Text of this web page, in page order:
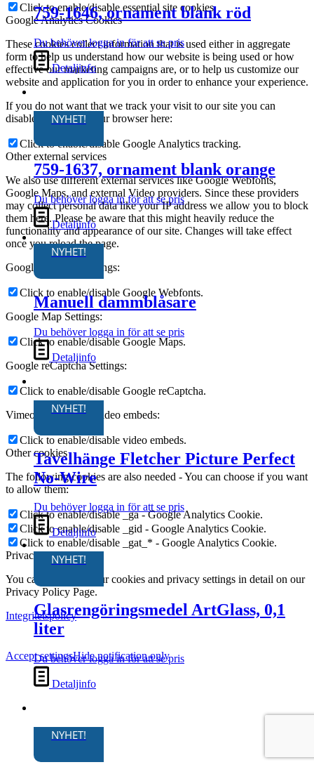
759-1646, ornament blank röd
Du behöver logga in för att se pris
Detaljinfo
NYHET!
759-1637, ornament blank orange
Du behöver logga in för att se pris
Detaljinfo
NYHET!
Manuell dammblåsare
Du behöver logga in för att se pris
Detaljinfo
NYHET!
Tavelhänge Fletcher Picture Perfect
No-Wire
Du behöver logga in för att se pris
Detaljinfo
NYHET!
Glasrengöringsmedel ArtGlass, 0,1
liter
Du behöver logga in för att se pris
Detaljinfo
NYHET!
Click to enable/disable essential site cookies.
Google Analytics Cookies
These cookies collect information that is used either in aggregate
form to help us understand how our website is being used or how
effective our marketing campaigns are, or to help us customize our
website and application for you in order to enhance your experience.
If you do not want that we track your visit to our site you can
disable tracking in your browser here:
Click to enable/disable Google Analytics tracking.
Other external services
We also use different external services like Google Webfonts,
Google Maps, and external Video providers. Since these providers
may collect personal data like your IP address we allow you to block
them here. Please be aware that this might heavily reduce the
functionality and appearance of our site. Changes will take effect
once you reload the page.
Google Webfont Settings:
Click to enable/disable Google Webfonts.
Google Map Settings:
Click to enable/disable Google Maps.
Google reCaptcha Settings:
Click to enable/disable Google reCaptcha.
Vimeo and Youtube video embeds:
Click to enable/disable video embeds.
Other cookies
The following cookies are also needed - You can choose if you want
to allow them:
Click to enable/disable _ga - Google Analytics Cookie.
Click to enable/disable _gid - Google Analytics Cookie.
Click to enable/disable _gat_* - Google Analytics Cookie.
Privacy Policy
You can read about our cookies and privacy settings in detail on our
Privacy Policy Page.
Integritetspolicy
Accept settingsHide notification only